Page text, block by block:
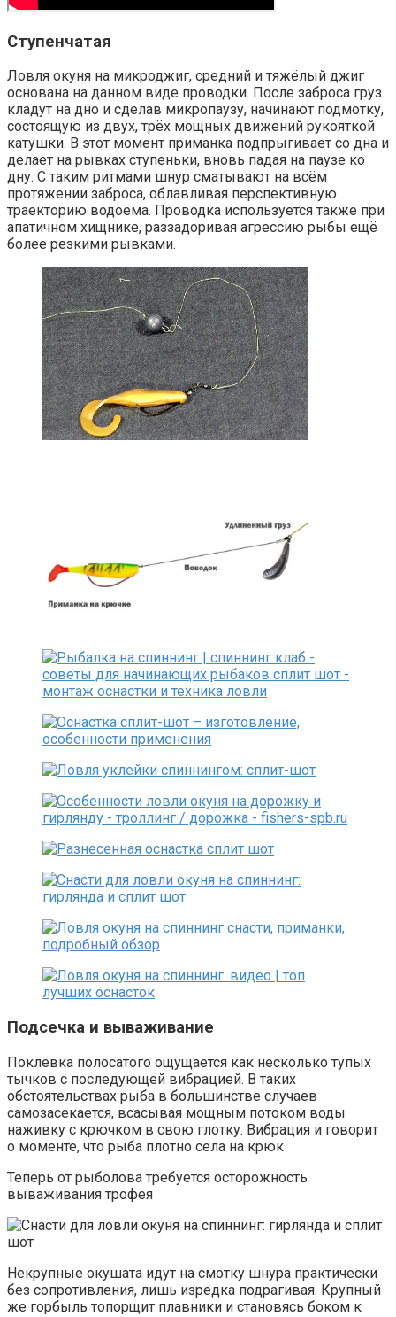
Ступенчатая
Ловля окуня на микроджиг, средний и тяжёлый джиг
основана на данном виде проводки. После заброса груз
кладут на дно и сделав микропаузу, начинают подмотку,
состоящую из двух, трёх мощных движений рукояткой
катушки. В этот момент приманка подпрыгивает со дна и
делает на рывках ступеньки, вновь падая на паузе ко
дну. С таким ритмами шнур сматывают на всём
протяжении заброса, облавливая перспективную
траекторию водоёма. Проводка используется также при
апатичном хищнике, раззадоривая агрессию рыбы ещё
более резкими рывками.
Подсечка и вываживание
Поклёвка полосатого ощущается как несколько тупых
тычков с последующей вибрацией. В таких
обстоятельствах рыба в большинстве случаев
самозасекается, всасывая мощным потоком воды
наживку с крючком в свою глотку. Вибрация и говорит
о моменте, что рыба плотно села на крюк
Теперь от рыболова требуется осторожность
вываживания трофея
Некрупные окушата идут на смотку шнура практически
без сопротивления, лишь изредка подрагивая. Крупный
же горбыль топорщит плавники и становясь боком к